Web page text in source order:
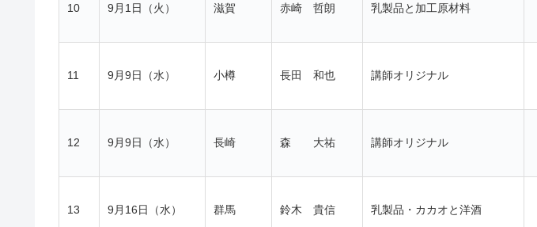
10 9月1日（火） 滋賀 赤崎 哲朗 乳製品と加工原材料
11 9月9日（水） 小樽 長田 和也 講師オリジナル
12 9月9日（水） 長崎 森 大祐 講師オリジナル
13 9月16日（水） 群馬 鈴木 貴信 乳製品・カカオと洋酒